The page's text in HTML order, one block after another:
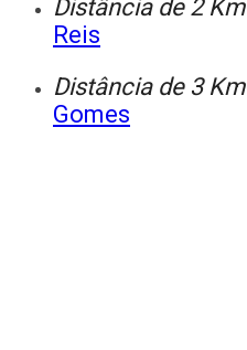
Distância de 2 Km
Reis
Distância de 3 Km
Gomes